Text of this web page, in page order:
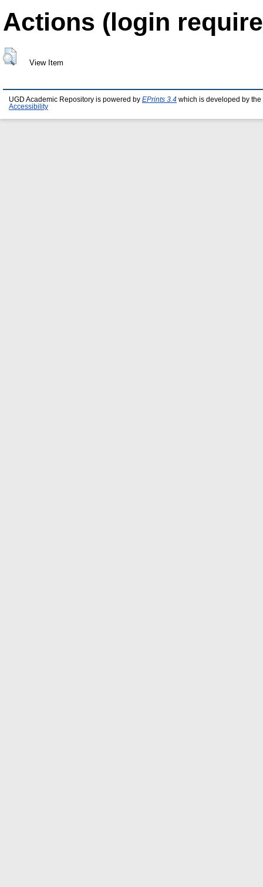
Actions (login
View Item
UGD Academic Repository is powered by EPrints 3.4 which is developed by the
Accessibility